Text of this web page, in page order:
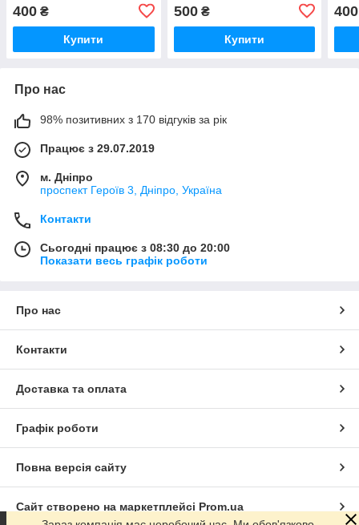
091297F/02/39
400 ₴
Купити
500₴
Купити
400
Про нас
98% позитивних з 170 відгуків за рік
Працює з 29.07.2019
м. Дніпро
проспект Героїв 3, Дніпро, Україна
Контакти
Сьогодні працює з 08:30 до 20:00
Показати весь графік роботи
Про нас
Контакти
Доставка та оплата
Графік роботи
Повна версія сайту
Сайт створено на маркетплейсі Prom.ua